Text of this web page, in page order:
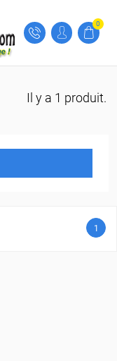
0
Il y a 1 produit.
1